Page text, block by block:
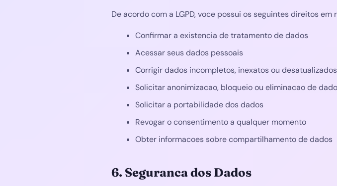
De acordo com a LGPD, voce possui os seguintes direitos
Confirmar a existencia de tratamento de dados
Acessar seus dados pessoais
Corrigir dados incompletos, inexatos ou desatualizados
Solicitar anonimizacao, bloqueio ou eliminacao de
Solicitar a portabilidade dos dados
Revogar o consentimento a qualquer momento
Obter informacoes sobre compartilhamento de dados
6. Seguranca dos Dados